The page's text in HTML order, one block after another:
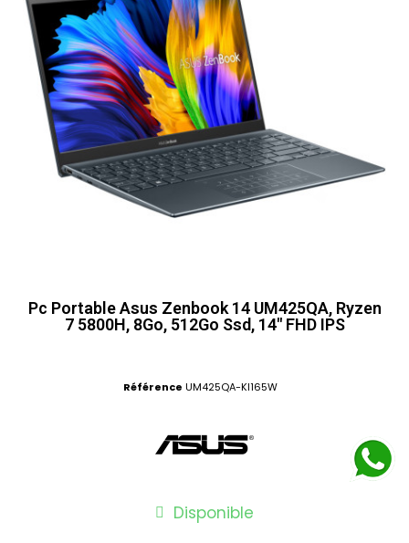
Pc Portable Asus Zenbook 14 UM425QA, Ryzen
7 5800H, 8Go, 512Go Ssd, 14" FHD IPS
Référence UM425QA-KI165W
Disponible